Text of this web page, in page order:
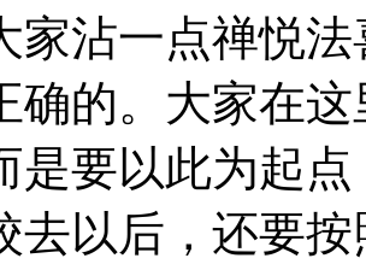
家沾一点禅悦
确的。大家在
是要以此为起
去以后，还要